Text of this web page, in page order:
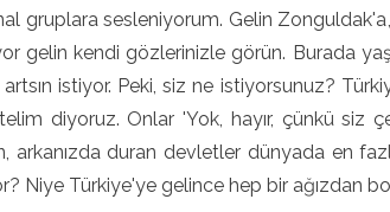
gruplara sesleniyorum. Gelin
gelin kendi gözlerinizle görün. Burada
istiyor. Peki, siz ne istiyorsunuz?
diyoruz. Onlar 'Yok, hayır, çünkü siz
arkanızda duran devletler dünyada en
Niye Türkiye'ye gelince hep bir ağızdan